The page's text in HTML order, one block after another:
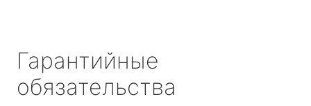
Гарантийные
обязательства